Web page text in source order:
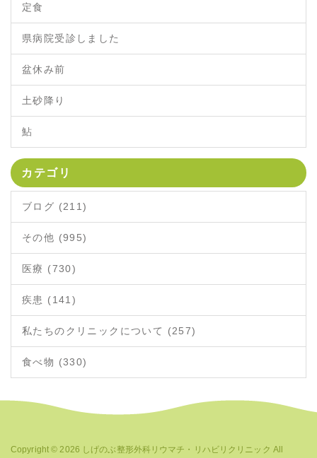
定食
県病院受診しました
盆休み前
土砂降り
鮎
カテゴリ
ブログ (211)
その他 (995)
医療 (730)
疾患 (141)
私たちのクリニックについて (257)
食べ物 (330)
Copyright © 2026 しげのぶ整形外科リウマチ・リハビリクリニック All